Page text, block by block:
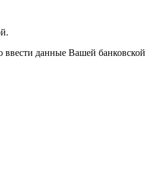
ввести данные Вашей